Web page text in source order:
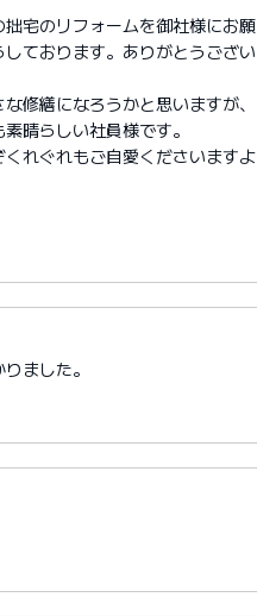
宅のリフォームを御社様にお願
ております。ありがとうござい
修繕になろうかと思いますが、
晴らしい社員様です。
れぐれもご自愛くださいますよ
ました。